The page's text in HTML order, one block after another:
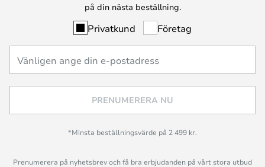
på din nästa beställning.
Privatkund Företag
PRENUMERERA NU
*Minsta beställningsvärde på 2 499 kr.
Prenumerera på nyhetsbrev och få bra erbjudanden på vårt stora utbud